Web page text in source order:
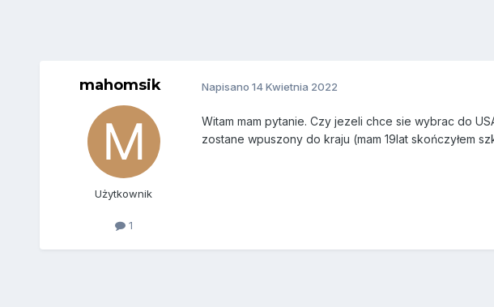
mahomsik
Użytkownik
1
Napisano 14 Kwietnia 2022
Witam mam pytanie. Czy jezeli chce sie wybrac do
zostane wpuszony do kraju (mam 19lat skończyłem